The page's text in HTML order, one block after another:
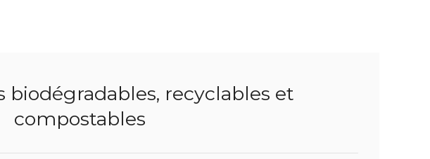
biodégradables, recyclables et
compostables